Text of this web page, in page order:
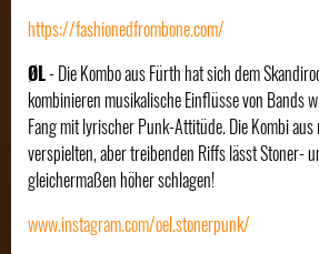
https://fashionedfrombone.com/
ØL- Die Kombo aus Fürth hat sich dem
kombinieren musikalische Einflüsse von Bands
Fang mit lyrischer Punk-Attitüde. Die Kombi
verspielten, aber treibenden Riffs lässt Stoner-
gleichermaßen höher schlagen!
www.instagram.com/oel.stonerpunk/